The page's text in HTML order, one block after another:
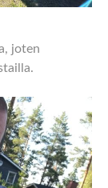
joten